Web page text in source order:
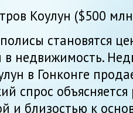
Коулун ($500
становятся
в недвижимость.
в Гонконге
спрос объясняется
и близостью к